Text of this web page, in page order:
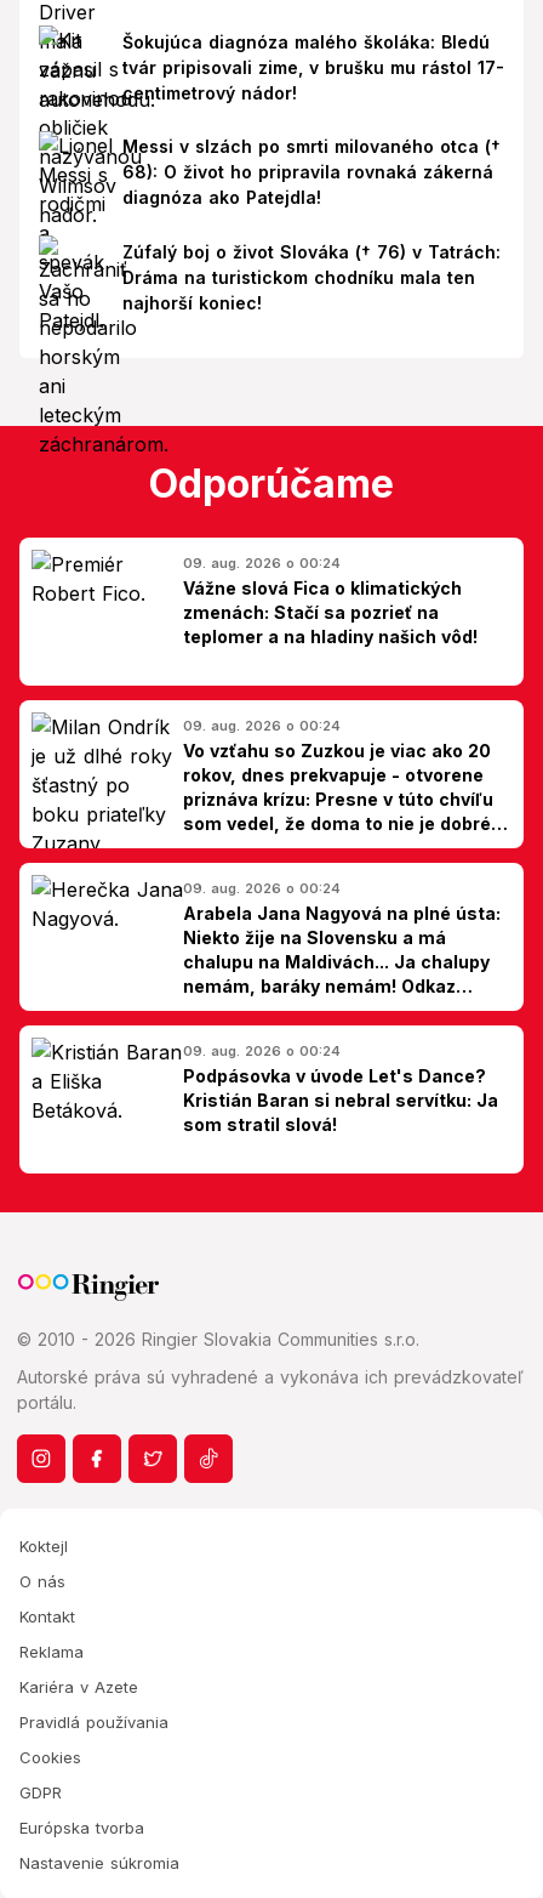
Šokujúca diagnóza malého školáka: Bledú
tvár pripisovali zime, v brušku mu rástol 17-
centimetrový nádor!
Messi v slzách po smrti milovaného otca (†
68): O život ho pripravila rovnaká zákerná
diagnóza ako Patejdla!
Zúfalý boj o život Slováka († 76) v Tatrách:
Dráma na turistickom chodníku mala ten
najhorší koniec!
Odporúčame
09. aug. 2026 o 00:24
Vážne slová Fica o klimatických
zmenách: Stačí sa pozrieť na
teplomer a na hladiny našich vôd!
09. aug. 2026 o 00:24
Vo vzťahu so Zuzkou je viac ako 20
rokov, dnes prekvapuje - otvorene
priznáva krízu: Presne v túto chvíľu
som vedel, že doma to nie je dobré,
hovorí Milan Ondrík
09. aug. 2026 o 00:24
Arabela Jana Nagyová na plné ústa:
Niekto žije na Slovensku a má
chalupu na Maldivách... Ja chalupy
nemám, baráky nemám! Odkaz
Slovákom
09. aug. 2026 o 00:24
Podpásovka v úvode Let's Dance?
Kristián Baran si nebral servítku: Ja
som stratil slová!
© 2010 - 2026 Ringier Slovakia Communities s.r.o.
Autorské práva sú vyhradené a vykonáva ich prevádzkovateľ
portálu.
Koktejl
O nás
Kontakt
Reklama
Kariéra v Azete
Pravidlá používania
Cookies
GDPR
Európska tvorba
Nastavenie súkromia